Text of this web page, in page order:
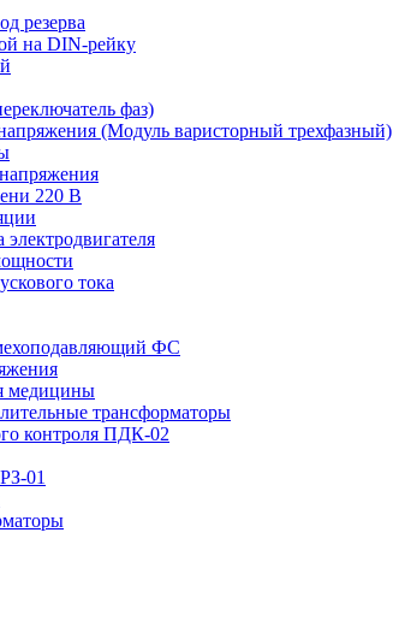
резерва
на DIN-рейку
фаз)
(Модуль варисторный трехфазный)
220 В
электродвигателя
тока
ФС
медицины
трансформаторы
контроля ПДК-02
01